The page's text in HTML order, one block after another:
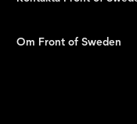
Om Front of Sweden